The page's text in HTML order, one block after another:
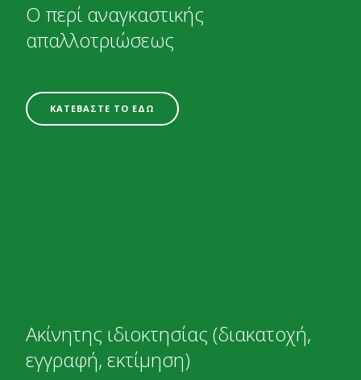
Ο περί αναγκαστικής
απαλλοτριώσεως
ΚΑΤΕΒΑΣΤΕ ΤΟ ΕΔΩ
Ακίνητης ιδιοκτησίας (διακατοχή,
εγγραφή, εκτίμηση)